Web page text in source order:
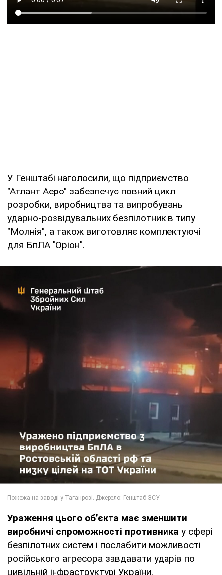
У Генштабі наголосили, що підприємство
"Атлант Аеро" забезпечує повний цикл
розробки, виробництва та випробувань
ударно-розвідувальних безпілотників типу
"Молнія", а також виготовляє комплектуючі
для БпЛА "Оріон".
Ураження цього об’єкта має зменшити
виробничі спроможності противника у сфері
безпілотних систем і послабити можливості
російського агресора завдавати ударів по
цивільній інфраструктурі України.